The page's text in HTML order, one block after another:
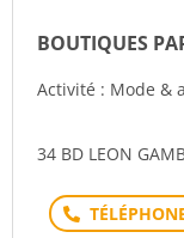
BOUTIQUES
Activité : Mode &
34 BD LEON
Téléphone